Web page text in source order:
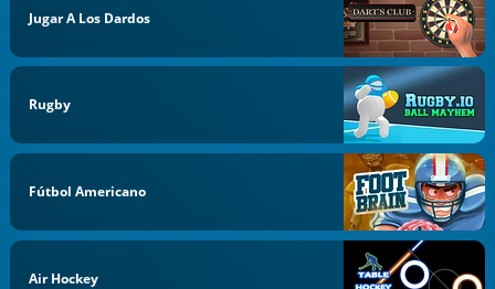
Jugar A Los Dardos
Rugby
Fútbol Americano
Air Hockey